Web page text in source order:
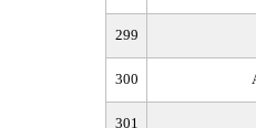
299
300
301